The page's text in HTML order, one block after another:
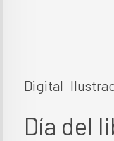
Digital
Día del